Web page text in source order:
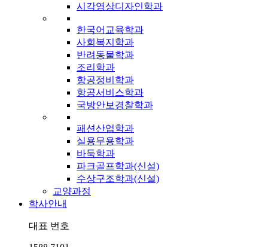
시각영상디자인학과
한국어교육학과
사회복지학과
반려동물학과
조리학과
항공정비학과
항공서비스학과
국방안보경찰학과
패션산업학과
실용무용학과
바둑학과
파크골프학과(신설)
수상구조학과(신설)
교양과정
학사안내
대표 번호